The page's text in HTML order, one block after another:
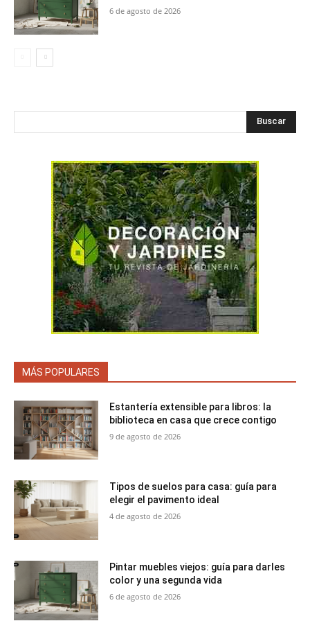
6 de agosto de 2026
Buscar
MÁS POPULARES
Estantería extensible para libros: la
biblioteca en casa que crece contigo
9 de agosto de 2026
Tipos de suelos para casa: guía para
elegir el pavimento ideal
4 de agosto de 2026
Pintar muebles viejos: guía para darles
color y una segunda vida
6 de agosto de 2026